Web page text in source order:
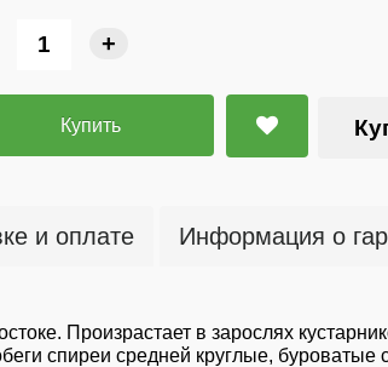
+
Купить
и оплате Информация о
Произрастает в зарослях
спиреи средней круглые,